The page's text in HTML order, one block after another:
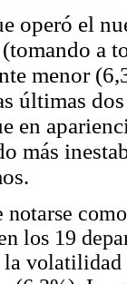
operó el
a
menor
últimas
en
más
notarse
los 19
la